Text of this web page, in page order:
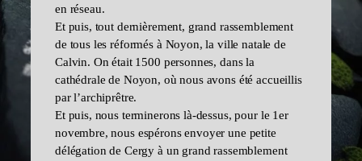
en réseau.
Et puis, tout dernièrement, grand rassemblement
de tous les réformés à Noyon, la ville natale de
Calvin. On était 1500 personnes, dans la
cathédrale de Noyon, où nous avons été accueillis
par l’archiprêtre.
Et puis, nous terminerons là-dessus, pour le 1er
novembre, nous espérons envoyer une petite
délégation de Cergy à un grand rassemblement